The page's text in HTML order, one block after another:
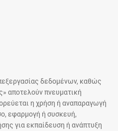
δεδομένων, καθώς
αποτελούν πνευματική
η χρήση ή αναπαραγωγή
εφαρμογή ή συσκευή,
για εκπαίδευση ή ανάπτυξη